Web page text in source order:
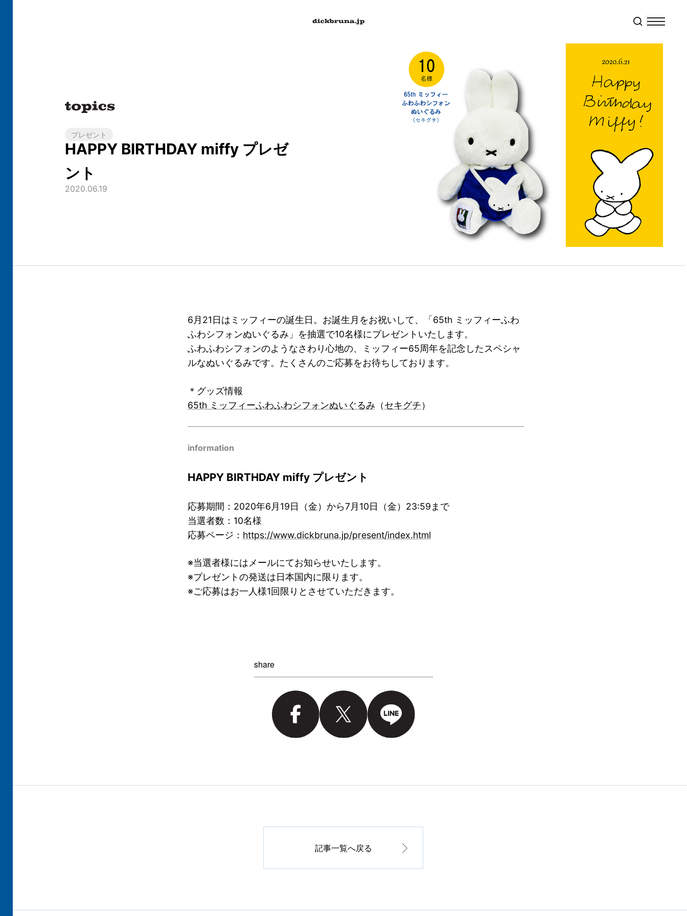
プレゼント
HAPPY BIRTHDAY miffy プレゼ
ント
2020.06.19
6月21日はミッフィーの誕生日。お誕生月をお祝いして、「65th ミッフィーふわ
ふわシフォンぬいぐるみ」を抽選で10名様にプレゼントいたします。
ふわふわシフォンのようなさわり心地の、ミッフィー65周年を記念したスペシャ
ルなぬいぐるみです。たくさんのご応募をお待ちしております。
＊グッズ情報
65th ミッフィーふわふわシフォンぬいぐるみ （セキグチ）
information
HAPPY BIRTHDAY miffy プレゼント
応募期間：2020年6月19日（金）から7月10日（金）23:59まで
当選者数：10名様
応募ページ： https://www.dickbruna.jp/present/index.html
※当選者様にはメールにてお知らせいたします。
※プレゼントの発送は日本国内に限ります。
※ご応募はお一人様1回限りとさせていただきます。
share
記事一覧へ戻る